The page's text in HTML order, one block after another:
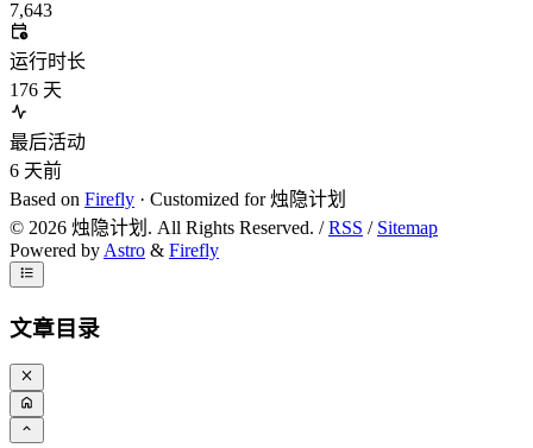
7,643
运行时长
176 天
最后活动
6 天前
Based on Firefly · Customized for 烛隐计划
© 2026 烛隐计划. All Rights Reserved. /RSS / Sitemap
Powered by Astro & Firefly
文章目录